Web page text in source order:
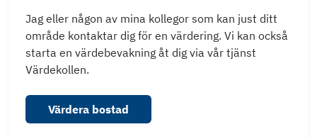
Jag eller någon av mina kollegor som kan just ditt
område kontaktar dig för en värdering. Vi kan också
starta en värdebevakning åt dig via vår tjänst
Värdekollen.
Värdera bostad